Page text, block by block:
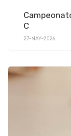
C
27-MAY-2026